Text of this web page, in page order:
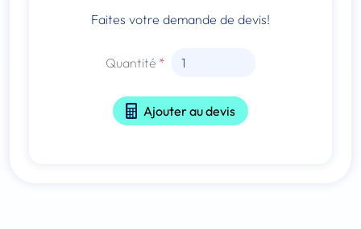
Faites votre demande de devis!
Quantité
Ajouter au devis